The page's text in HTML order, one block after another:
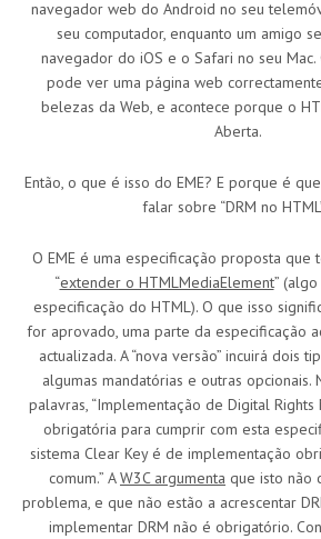
navegador web do Android no seu
seu computador, enquanto um amigo
navegador do iOS e o Safari no seu
pode ver uma página web
belezas da Web, e acontece porque o
Aberta.
Então, o que é isso do EME? E porque é
falar sobre “DRM no
O EME é uma especificação proposta que
“extender o HTMLMediaElement”
especificação do HTML). O que isso
for aprovado, uma parte da especificação
actualizada. A “nova versão” incuirá dois
algumas mandatórias e outras opcionais.
palavras, “Implementação de Digital Rights
obrigatória para cumprir com esta
sistema Clear Key é de implementação
comum.” AW3C argumenta que isto não
problema, e que não estão a acrescentar
implementar DRM não é obrigatório.